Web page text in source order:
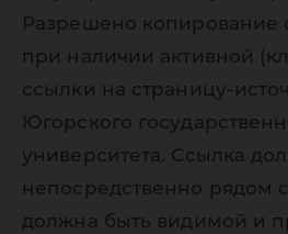
Разрешено копирование
при наличии активной
ссылки на страницу-
Югорского
университета. Ссылка
непосредственно рядом
должна быть видимой и